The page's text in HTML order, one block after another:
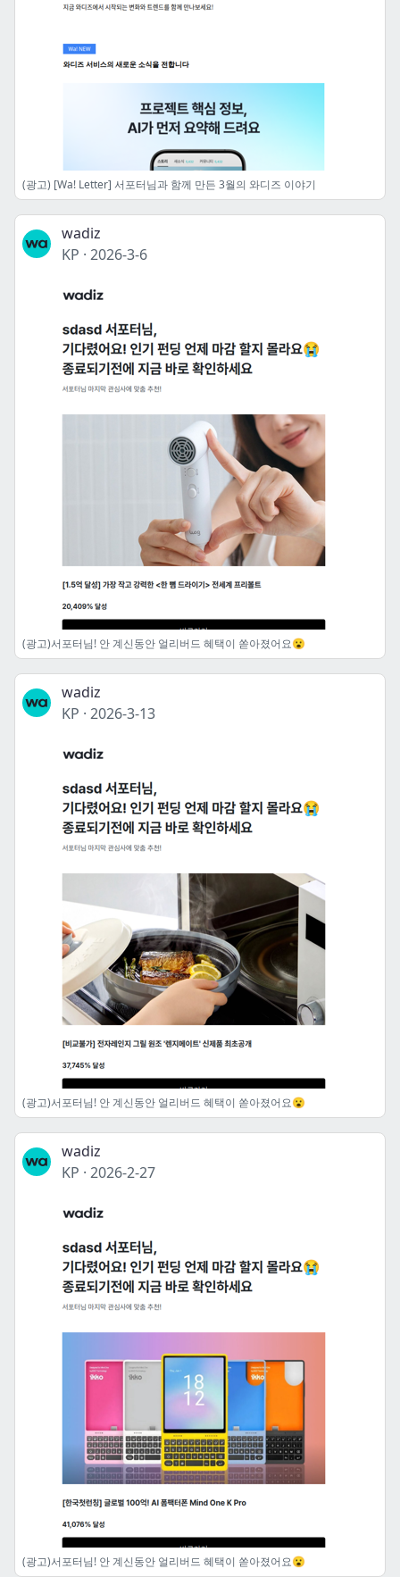
(광고) [Wa! Letter] 서포터님과 함께 만든 3월의 와디즈 이야기
wadiz
KP · 2026-3-6
(광고)서포터님! 안 계신동안 얼리버드 혜택이 쏟아졌어요😮
wadiz
KP · 2026-3-13
(광고)서포터님! 안 계신동안 얼리버드 혜택이 쏟아졌어요😮
wadiz
KP · 2026-2-27
(광고)서포터님! 안 계신동안 얼리버드 혜택이 쏟아졌어요😮